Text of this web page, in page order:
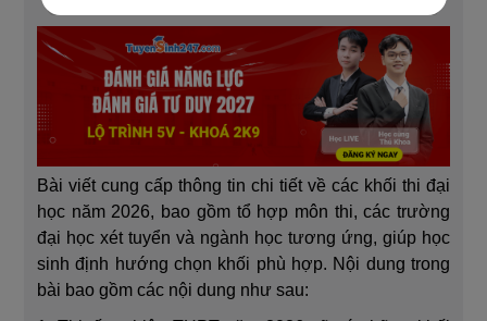
Bài viết cung cấp thông tin chi tiết về các khối thi đại
học năm 2026, bao gồm tổ hợp môn thi, các trường
đại học xét tuyển và ngành học tương ứng, giúp học
sinh định hướng chọn khối phù hợp. Nội dung trong
bài bao gồm các nội dung như sau: